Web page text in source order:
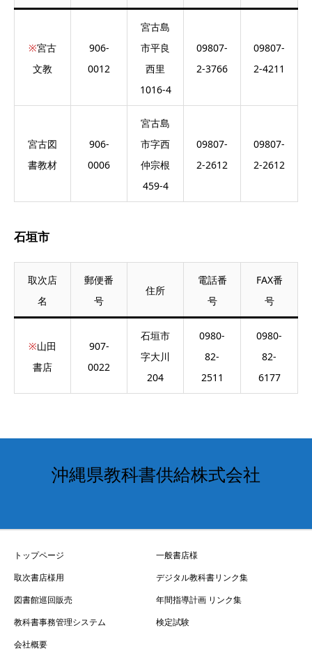
※宮古
文教
906-
0012
宮古島
市平良
西里
1016-4
09807-
2-3766
09807-
2-4211
宮古図
書教材
906-
0006
宮古島
市字西
仲宗根
459-4
09807-
2-2612
09807-
2-2612
石垣市
取次店
名
郵便番
号
住所
電話番
号
FAX番
号
※山田
書店
907-
0022
石垣市
字大川
204
0980-
82-
2511
0980-
82-
6177
沖縄県教科書供給株式会社
トップページ
一般書店様
取次書店様用
デジタル教科書リンク集
図書館巡回販売
年間指導計画 リンク集
教科書事務管理システム
検定試験
会社概要